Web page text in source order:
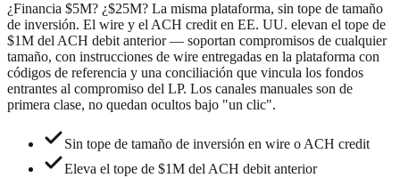
¿Financia $5M? ¿$25M? La misma plataforma, sin tope de tamaño
de inversión. El wire y el ACH credit en EE. UU. elevan el tope de
$1M del ACH debit anterior — soportan compromisos de cualquier
tamaño, con instrucciones de wire entregadas en la plataforma con
códigos de referencia y una conciliación que vincula los fondos
entrantes al compromiso del LP. Los canales manuales son de
primera clase, no quedan ocultos bajo "un clic".
Sin tope de tamaño de inversión en wire o ACH credit
Eleva el tope de $1M del ACH debit anterior